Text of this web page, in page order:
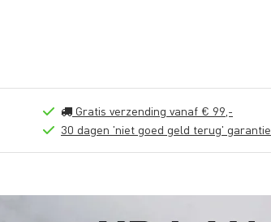
Gratis verzending vanaf € 99,-
30 dagen 'niet goed geld terug' garantie